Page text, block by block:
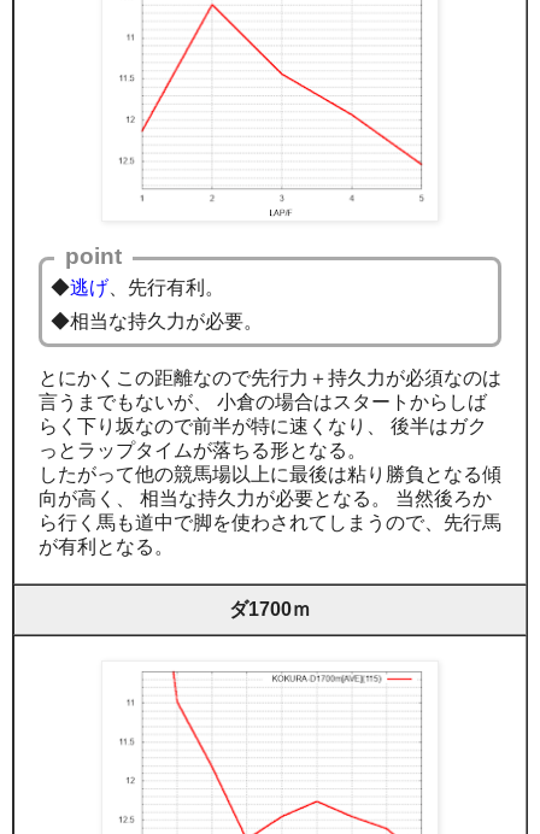
point
◆逃げ 、先行有利。
◆相当な持久力が必要。
とにかくこの距離なので先行力＋持久力が必須なのは
言うまでもないが、 小倉の場合はスタートからしば
らく下り坂なので前半が特に速くなり、 後半はガク
っとラップタイムが落ちる形となる。
したがって他の競馬場以上に最後は粘り勝負となる傾
向が高く、 相当な持久力が必要となる。 当然後ろか
ら行く馬も道中で脚を使わされてしまうので、先行馬
が有利となる。
ダ1700ｍ